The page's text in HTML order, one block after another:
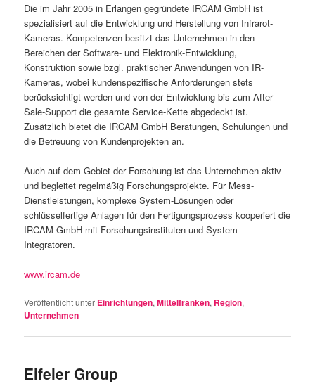
Die im Jahr 2005 in Erlangen gegründete IRCAM GmbH ist
spezialisiert auf die Entwicklung und Herstellung von Infrarot-
Kameras. Kompetenzen besitzt das Unternehmen in den
Bereichen der Software- und Elektronik-Entwicklung,
Konstruktion sowie bzgl. praktischer Anwendungen von IR-
Kameras, wobei kundenspezifische Anforderungen stets
berücksichtigt werden und von der Entwicklung bis zum After-
Sale-Support die gesamte Service-Kette abgedeckt ist.
Zusätzlich bietet die IRCAM GmbH Beratungen, Schulungen und
die Betreuung von Kundenprojekten an.
Auch auf dem Gebiet der Forschung ist das Unternehmen aktiv
und begleitet regelmäßig Forschungsprojekte. Für Mess-
Dienstleistungen, komplexe System-Lösungen oder
schlüsselfertige Anlagen für den Fertigungsprozess kooperiert die
IRCAM GmbH mit Forschungsinstituten und System-
Integratoren.
www.ircam.de
Veröffentlicht unter Einrichtungen,Mittelfranken, Region,
Unternehmen
Eifeler Group